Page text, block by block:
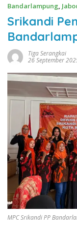
Bandarlampung,
Srikandi
Tiga Serangkai
26 September
MPC Srikandi PP